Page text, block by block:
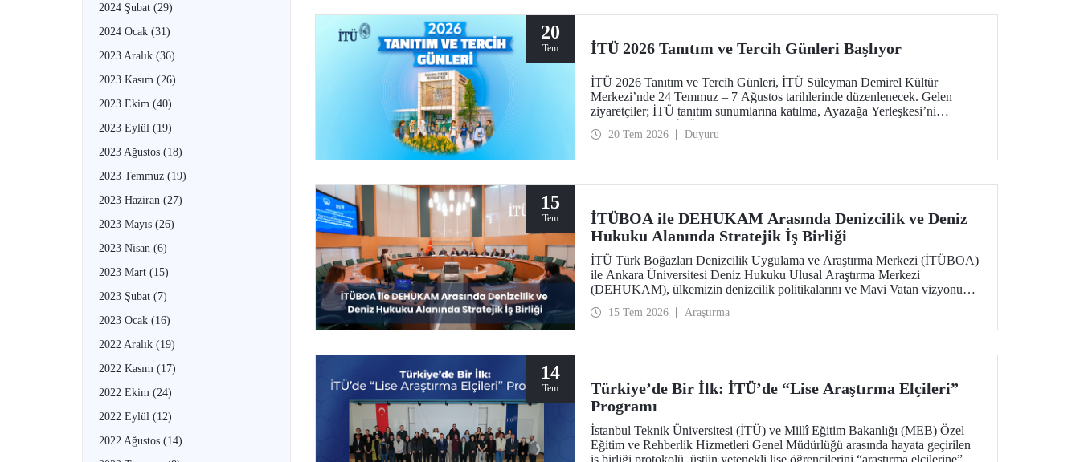
2024 Şubat (29)
2024 Ocak (31)
2023 Aralık (36)
2023 Kasım (26)
2023 Ekim (40)
2023 Eylül (19)
2023 Ağustos (18)
2023 Temmuz (19)
2023 Haziran (27)
2023 Mayıs (26)
2023 Nisan (6)
2023 Mart (15)
2023 Şubat (7)
2023 Ocak (16)
2022 Aralık (19)
2022 Kasım (17)
2022 Ekim (24)
2022 Eylül (12)
2022 Ağustos (14)
20
Tem İTÜ 2026 Tanıtım ve Tercih Günleri Başlıyor
İTÜ 2026 Tanıtım ve Tercih Günleri, İTÜ Süleyman Demirel Kültür
Merkezi’nde 24 Temmuz – 7 Ağustos tarihlerinde düzenlenecek. Gelen
ziyaretçiler; İTÜ tanıtım sunumlarına katılma, Ayazağa Yerleşkesi’ni
bölümler hakkında yüz yüze bilgi alma imkânı bulacak. Aday öğrenciler ve
20 Tem 2026 Duyuru
15
Tem
İTÜBOA ile DEHUKAM Arasında Denizcilik ve Deniz
Hukuku Alanında Stratejik İş Birliği
İTÜ Türk Boğazları Denizcilik Uygulama ve Araştırma Merkezi (İTÜBOA)
ile Ankara Üniversitesi Deniz Hukuku Ulusal Araştırma Merkezi
(DEHUKAM), ülkemizin denizcilik politikalarını ve Mavi Vatan vizyonunu
imza attı.
15 Tem 2026 Araştırma
14
Tem
Türkiye’de Bir İlk: İTÜ’de “Lise Araştırma Elçileri”
Programı
İstanbul Teknik Üniversitesi (İTÜ) ve Millî Eğitim Bakanlığı (MEB) Özel
Eğitim ve Rehberlik Hizmetleri Genel Müdürlüğü arasında hayata geçirilen
iş birliği protokolü, üstün yetenekli lise öğrencilerini “araştırma elçilerine”